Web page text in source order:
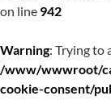
on line 942
Warning: Trying to
/www/wwwroot/
cookie-consent/